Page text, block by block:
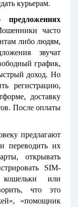
курьерам.
предложениях
часто
либо людям,
звучат
график,
доход. Но
регистрацию,
доставку
После оплаты
предлагают
переводить их
открывать
SIM-
кошельки или
что это
«помощник